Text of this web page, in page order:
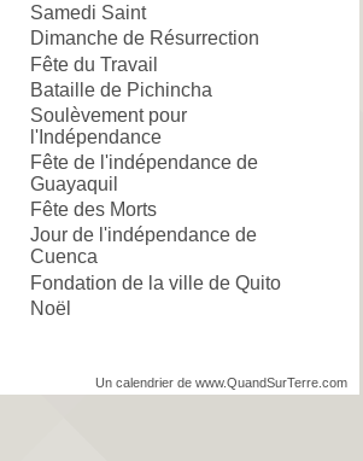
Samedi Saint
Dimanche de Résurrection
Fête du Travail
Bataille de Pichincha
Soulèvement pour
l'Indépendance
Fête de l'indépendance de
Guayaquil
Fête des Morts
Jour de l'indépendance de
Cuenca
Fondation de la ville de Quito
Noël
Un calendrier de www.QuandSurTerre.com